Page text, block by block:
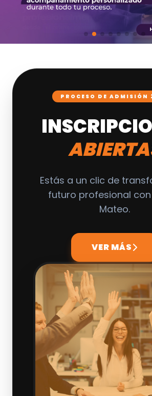
PROCESO DE ADMISIÓN
Estás a un clic de
futuro profesional con
Mateo.
VER MÁS